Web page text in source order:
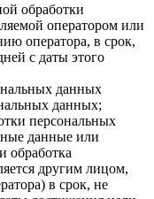
обработки
оператором или
оператора, в срок,
с даты этого
данных
данных;
персональных
данные или
обработка
другим лицом,
в срок, не